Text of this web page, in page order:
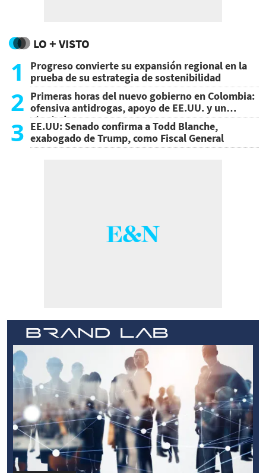
LO + VISTO
1
Progreso convierte su expansión regional en la
prueba de su estrategia de sostenibilidad
2 Primeras horas del nuevo gobierno en Colombia:
ofensiva antidrogas, apoyo de EE.UU. y un
atentado
3 EE.UU: Senado confirma a Todd Blanche,
exabogado de Trump, como Fiscal General